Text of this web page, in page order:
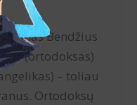
Bendžius
(ortodoksas)
– toliau
Ortodoksų